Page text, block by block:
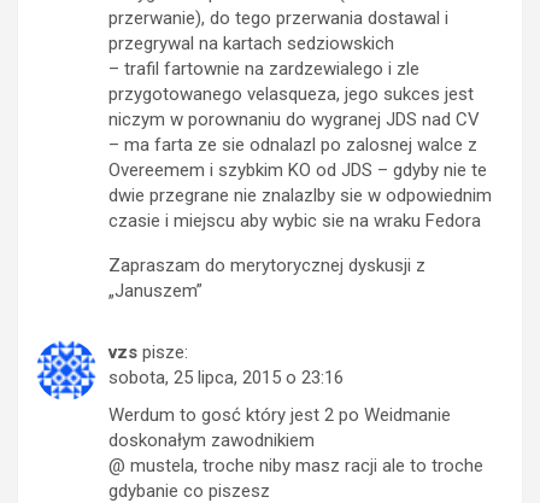
przerwanie), do tego przerwania dostawal i
przegrywal na kartach sedziowskich
– trafil fartownie na zardzewialego i zle
przygotowanego velasqueza, jego sukces jest
niczym w porownaniu do wygranej JDS nad CV
– ma farta ze sie odnalazl po zalosnej walce z
Overeemem i szybkim KO od JDS – gdyby nie te
dwie przegrane nie znalazlby sie w odpowiednim
czasie i miejscu aby wybic sie na wraku Fedora
Zapraszam do merytorycznej dyskusji z
„Januszem”
vzs pisze:
sobota, 25 lipca, 2015 o 23:16
Werdum to gosć który jest 2 po Weidmanie
doskonałym zawodnikiem
@ mustela, troche niby masz racji ale to troche
gdybanie co piszesz